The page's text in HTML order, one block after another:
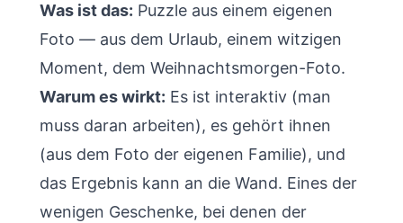
Was ist das: Puzzle aus einem eigenen
Foto — aus dem Urlaub, einem witzigen
Moment, dem Weihnachtsmorgen-Foto.
Warum es wirkt: Es ist interaktiv (man
muss daran arbeiten), es gehört ihnen
(aus dem Foto der eigenen Familie), und
das Ergebnis kann an die Wand. Eines der
wenigen Geschenke, bei denen der